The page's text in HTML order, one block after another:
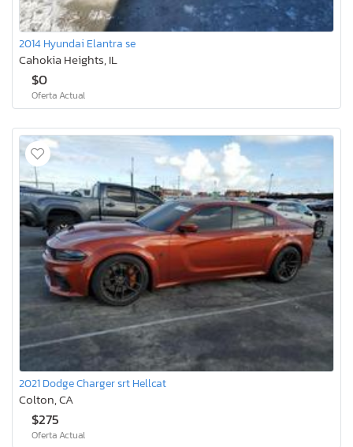
2014 Hyundai Elantra se
Cahokia Heights, IL
$0
Oferta Actual
2021 Dodge Charger srt Hellcat
Colton, CA
$275
Oferta Actual